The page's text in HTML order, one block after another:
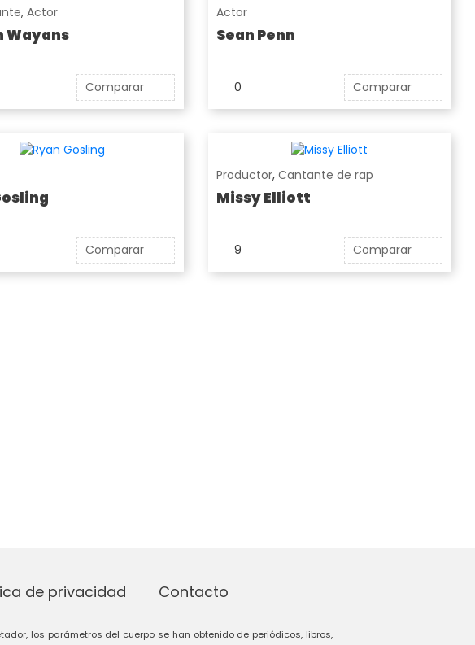
, Actor
Wayans
Comparar
Actor
Sean Penn
0 Comparar
Comparar
Productor, Cantante de rap
Missy Elliott
9 Comparar
de privacidad Contacto
los parámetros del cuerpo se han obtenido de periódicos, libros,